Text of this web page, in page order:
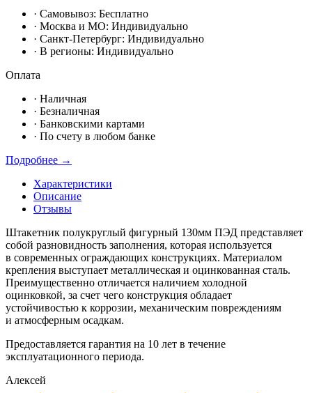
· Самовывоз: Бесплатно
· Москвa и МО: Индивидуально
· Санкт-Петербург: Индивидуально
· В регионы: Индивидуально
Оплата
· Наличная
· Безналичная
· Банковскими картами
· По счету в любом банке
Подробнее →
Характеристики
Описание
Отзывы
Штакетник полукруглый фигурный 130мм ПЭД представляет
собой разновидность заполнения, которая используется
в современных ограждающих конструкциях. Материалом
крепления выступает металлическая и оцинкованная сталь.
Преимущественно отличается наличием холодной
оцинковкой, за счет чего конструкция обладает
устойчивостью к коррозии, механическим повреждениям
и атмосферным осадкам.
Предоставляется гарантия на 10 лет в течение
эксплуатационного периода.
Алексей